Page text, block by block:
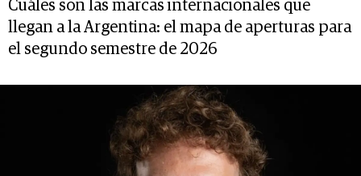
Cuáles son las marcas internacionales que
llegan a la Argentina: el mapa de aperturas para
el segundo semestre de 2026